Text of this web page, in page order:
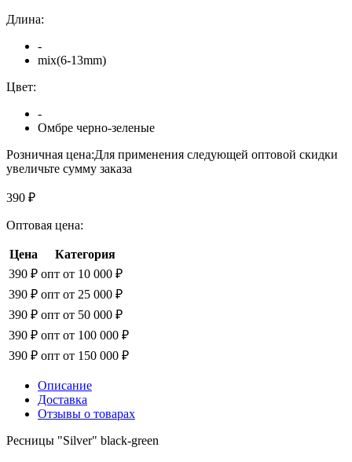
Длина:
-
mix(6-13mm)
Цвет:
-
Омбре черно-зеленые
Розничная цена:Для применения следующей оптовой скидки
увеличьте сумму заказа
390 ₽
Оптовая цена:
Цена
Категория
390 ₽ опт от 10 000 ₽
390 ₽ опт от 25 000 ₽
390 ₽ опт от 50 000 ₽
390 ₽ опт от 100 000 ₽
390 ₽ опт от 150 000 ₽
Описание
Доставка
Отзывы о товарах
Ресницы "Silver" black-green